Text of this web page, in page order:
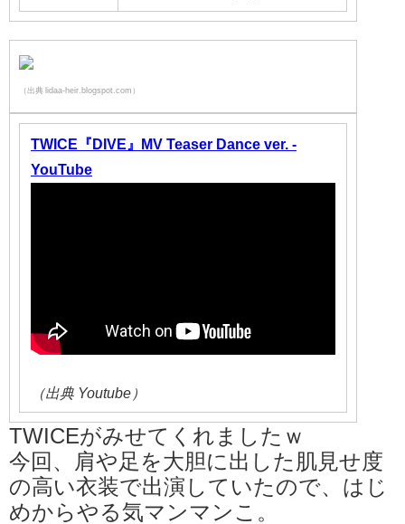
（出典 lidaa-heir.blogspot.com）
TWICE『DIVE』MV Teaser Dance ver. -
YouTube
（出典 Youtube）
TWICEがみせてくれましたｗ
今回、肩や足を大胆に出した肌見せ度
の高い衣装で出演していたので、はじ
めからやる気マンマンこ。